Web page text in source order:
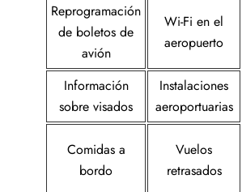
Reprogramación
de boletos de
avión
Wi-Fi en el
aeropuerto
Información
sobre visados
Instalaciones
aeroportuarias
Comidas a
bordo
Vuelos
retrasados